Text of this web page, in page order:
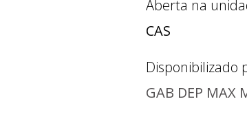
Aberta na
CAS
Disponibilizado
GAB DEP MAX